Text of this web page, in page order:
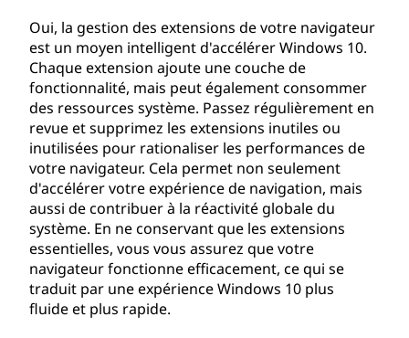
Oui, la gestion des extensions de votre navigateur
est un moyen intelligent d'accélérer Windows 10.
Chaque extension ajoute une couche de
fonctionnalité, mais peut également consommer
des ressources système. Passez régulièrement en
revue et supprimez les extensions inutiles ou
inutilisées pour rationaliser les performances de
votre navigateur. Cela permet non seulement
d'accélérer votre expérience de navigation, mais
aussi de contribuer à la réactivité globale du
système. En ne conservant que les extensions
essentielles, vous vous assurez que votre
navigateur fonctionne efficacement, ce qui se
traduit par une expérience Windows 10 plus
fluide et plus rapide.